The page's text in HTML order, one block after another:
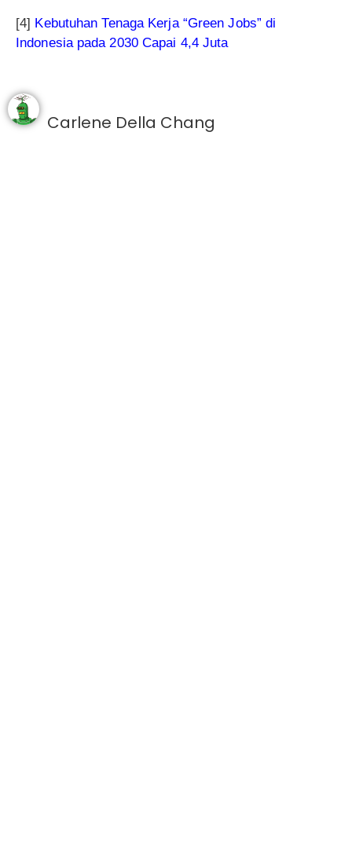
[4] Kebutuhan Tenaga Kerja “Green Jobs” di
Indonesia pada 2030 Capai 4,4 Juta
Carlene Della Chang